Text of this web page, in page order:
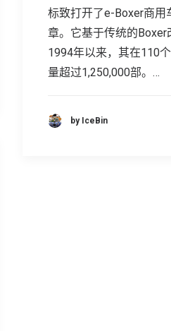
标致打开了e-Boxer商用
章。它基于传统的Boxer
1994年以来，其在110
量超过1,250,000部。…
by IceBin